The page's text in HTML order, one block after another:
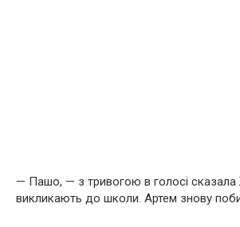
— Пашо, — з тривогою в голосі
викликають до школи. Артем знову